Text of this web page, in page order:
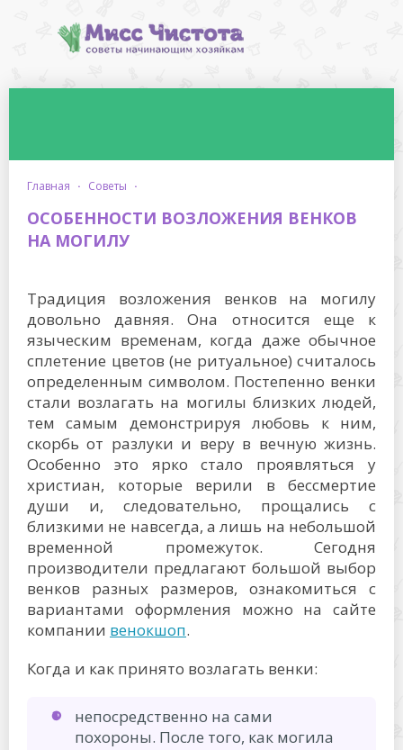
главная · советы ·
ОСОБЕННОСТИ ВОЗЛОЖЕНИЯ ВЕНКОВ
НА МОГИЛУ
Традиция возложения венков на могилу
довольно давняя. Она относится еще к
языческим временам, когда даже обычное
сплетение цветов (не ритуальное) считалось
определенным символом. Постепенно венки
стали возлагать на могилы близких людей,
тем самым демонстрируя любовь к ним,
скорбь от разлуки и веру в вечную жизнь.
Особенно это ярко стало проявляться у
христиан, которые верили в бессмертие
души и, следовательно, прощались с
близкими не навсегда, а лишь на небольшой
временной промежуток. Сегодня
производители предлагают большой выбор
венков разных размеров, ознакомиться с
вариантами оформления можно на сайте
компании венокшоп.
Когда и как принято возлагать венки:
непосредственно на сами
похороны. После того, как могила